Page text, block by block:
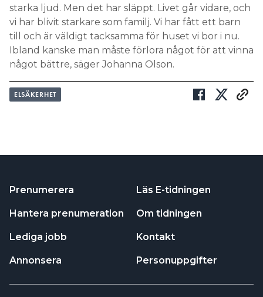
starka ljud. Men det har släppt. Livet går vidare, och
vi har blivit starkare som familj. Vi har fått ett barn
till och är väldigt tacksamma för huset vi bor i nu.
Ibland kanske man måste förlora något för att vinna
något bättre, säger Johanna Olson.
ELSÄKERHET
Prenumerera
Hantera prenumeration
Lediga jobb
Annonsera
Läs E-tidningen
Om tidningen
Kontakt
Personuppgifter